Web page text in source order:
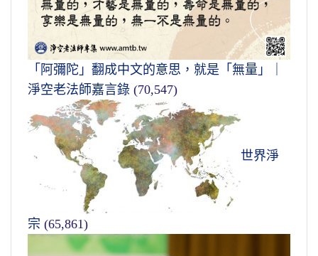
「阿彌陀」翻成中文的意思，就是「無量」｜
淨空老法師嘉言錄 (70,547)
世界淨
宗 (65,861)